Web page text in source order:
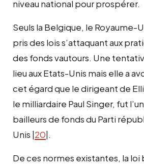
niveau national pour prospérer.
Seuls la Belgique, le Royaume-
pris des lois s’attaquant aux
des fonds vautours. Une
lieu aux Etats-Unis mais elle a
cet égard que le dirigeant de
le milliardaire Paul Singer, fut
bailleurs de fonds du Parti
Unis |20|.
De ces normes existantes, la loi